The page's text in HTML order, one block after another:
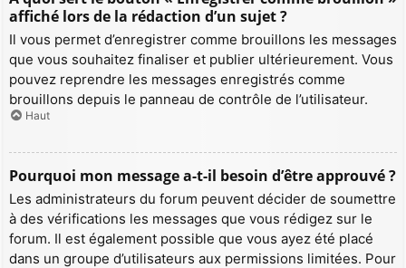
affiché lors de la rédaction d’un sujet ?
Il vous permet d’enregistrer comme brouillons les messages
que vous souhaitez finaliser et publier ultérieurement. Vous
pouvez reprendre les messages enregistrés comme
brouillons depuis le panneau de contrôle de l’utilisateur.
Haut
Pourquoi mon message a-t-il besoin d’être approuvé ?
Les administrateurs du forum peuvent décider de soumettre
à des vérifications les messages que vous rédigez sur le
forum. Il est également possible que vous ayez été placé
dans un groupe d’utilisateurs aux permissions limitées. Pour